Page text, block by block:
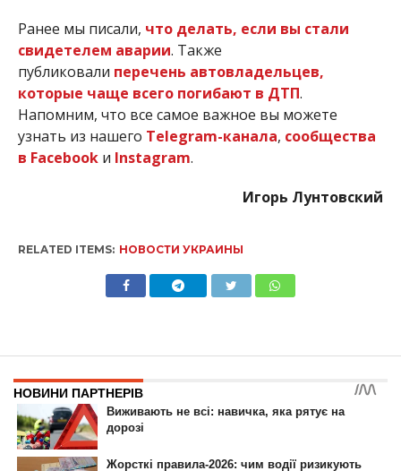
Ранее мы писали, что делать, если вы стали
свидетелем аварии. Также
публиковали перечень автовладельцев,
которые чаще всего погибают в ДТП.
Напомним, что все самое важное вы можете
узнать из нашего Telegram-канала, сообщества
в Facebookи Instagram.
Игорь Лунтовский
RELATED ITEMS: НОВОСТИ УКРАИНЫ